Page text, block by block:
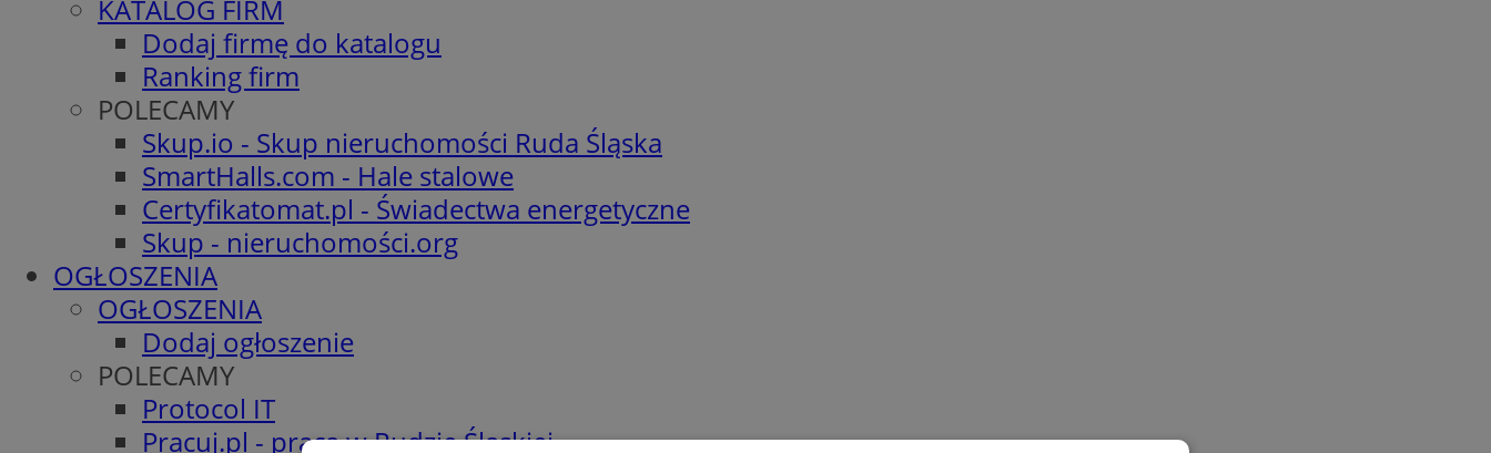
KATALOG FIRM
Dodaj firmę do katalogu
Ranking firm
POLECAMY
Skup.io - Skup nieruchomości Ruda Śląska
SmartHalls.com - Hale stalowe
Certyfikatomat.pl - Świadectwa energetyczne
Skup - nieruchomości.org
OGŁOSZENIA
OGŁOSZENIA
Dodaj ogłoszenie
POLECAMY
Protocol IT
Pracuj.pl - praca w Rudzie Śląskiej